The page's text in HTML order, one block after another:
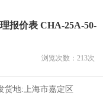
报价表 CHA-25A-50-
浏览次数： 213次
货地: 上海市嘉定区